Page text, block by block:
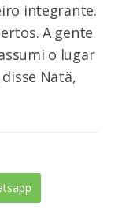
integrante.
A gente
o lugar
Natã,